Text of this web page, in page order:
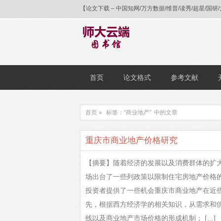
【论文下载 – 中国知网/万方数据/维普/读秀/超星/国
首页 论文格式 参考文献
首页 » 标签：“商业地产” 中的文章
重庆市商业地产价格研究
【摘要】随着经济的发展以及消费群体的
场出台了一些列政策以限制住宅房地产价格
投资者提供了一些机会重庆市商业地产在近
先，根据西方经济学的相关知识，从需求
线以及商业地产市场价格的形成机制； […]